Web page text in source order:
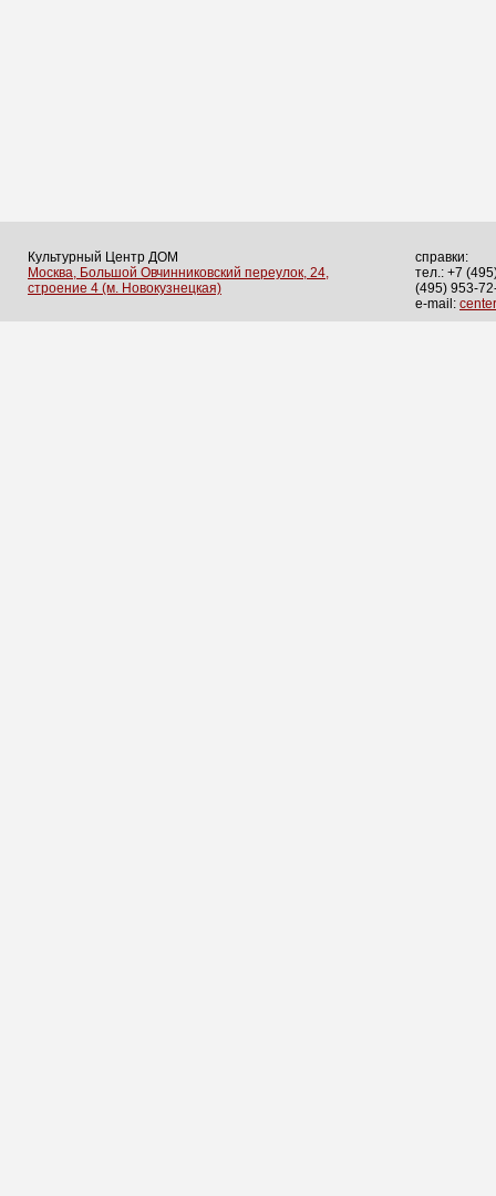
Культурный Центр ДОМ
Москва, Большой Овчинниковский переулок, 24,
строение 4 (м. Новокузнецкая)
справки:
тел.: +7
(495) 953-
e-mail: